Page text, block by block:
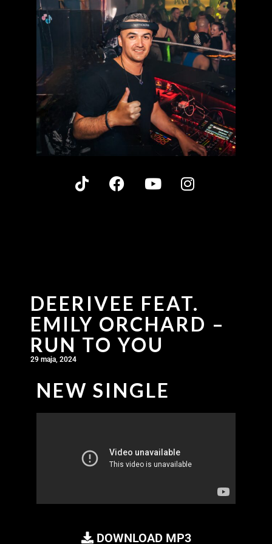
DEERIVEE FEAT.
EMILY ORCHARD –
RUN TO YOU
29 maja, 2024
NEW SINGLE
DOWNLOAD MP3